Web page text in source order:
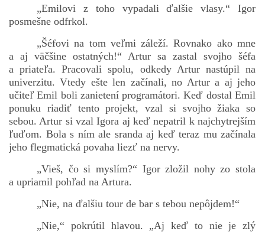
„Emilovi z toho vypadali ďalšie vlasy.“ Igor
posmešne odfrkol.
„Šéfovi na tom veľmi záleží. Rovnako ako mne
a aj väčšine ostatných!“ Artur sa zastal svojho šéfa
a priateľa. Pracovali spolu, odkedy Artur nastúpil na
univerzitu. Vtedy ešte len začínali, no Artur a aj jeho
učiteľ Emil boli zanietení programátori. Keď dostal Emil
ponuku riadiť tento projekt, vzal si svojho žiaka so
sebou. Artur si vzal Igora aj keď nepatril k najchytrejším
ľuďom. Bola s ním ale sranda aj keď teraz mu začínala
jeho flegmatická povaha liezť na nervy.
„Vieš, čo si myslím?“ Igor zložil nohy zo stola
a upriamil pohľad na Artura.
„Nie, na ďalšiu tour de bar s tebou nepôjdem!“
„Nie,“ pokrútil hlavou. „Aj keď to nie je zlý